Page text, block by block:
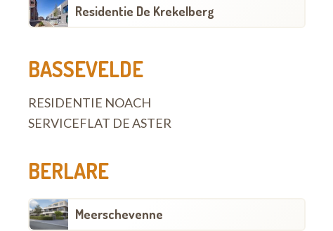
Residentie De Krekelberg
BASSEVELDE
RESIDENTIE NOACH
SERVICEFLAT DE ASTER
BERLARE
Meerschevenne